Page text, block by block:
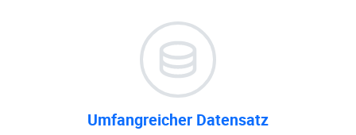
Umfangreicher Datensatz